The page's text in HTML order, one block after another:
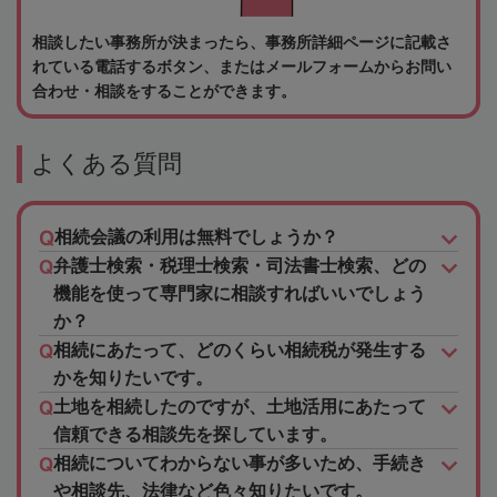
相談したい事務所が決まったら、事務所詳細ページに記載さ
れている電話するボタン、またはメールフォームからお問い
合わせ・相談をすることができます。
よくある質問
相続会議の利用は無料でしょうか？
弁護士検索・税理士検索・司法書士検索、どの
機能を使って専門家に相談すればいいでしょう
か？
相続にあたって、どのくらい相続税が発生する
かを知りたいです。
土地を相続したのですが、土地活用にあたって
信頼できる相談先を探しています。
相続についてわからない事が多いため、手続き
や相談先、法律など色々知りたいです。